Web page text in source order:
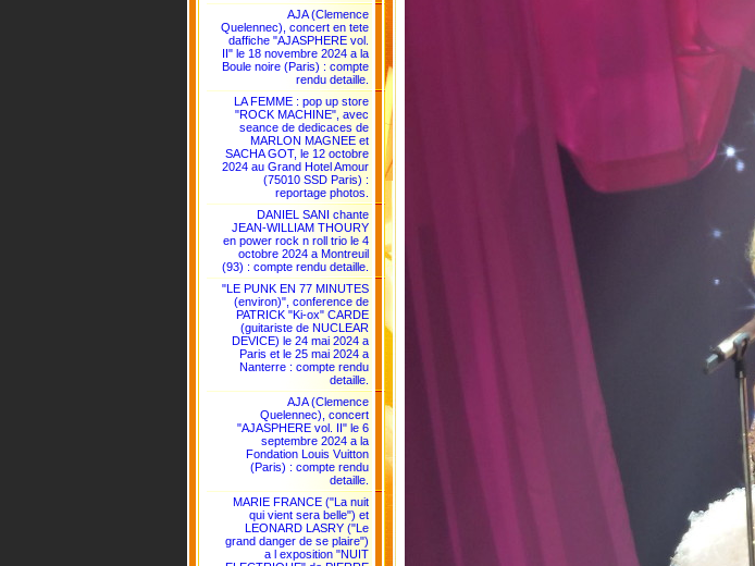
AJA (Clemence
Quelennec), concert en tete
daffiche "AJASPHERE vol.
II" le 18 novembre 2024 a la
Boule noire (Paris) : compte
rendu detaille.
LA FEMME : pop up store
"ROCK MACHINE", avec
seance de dedicaces de
MARLON MAGNEE et
SACHA GOT, le 12 octobre
2024 au Grand Hotel Amour
(75010 SSD Paris) :
reportage photos.
DANIEL SANI chante
JEAN-WILLIAM THOURY
en power rock n roll trio le 4
octobre 2024 a Montreuil
(93) : compte rendu detaille.
"LE PUNK EN 77 MINUTES
(environ)", conference de
PATRICK "Ki-ox" CARDE
(guitariste de NUCLEAR
DEVICE) le 24 mai 2024 a
Paris et le 25 mai 2024 a
Nanterre : compte rendu
detaille.
AJA (Clemence
Quelennec), concert
"AJASPHERE vol. II" le 6
septembre 2024 a la
Fondation Louis Vuitton
(Paris) : compte rendu
detaille.
MARIE FRANCE ("La nuit
qui vient sera belle") et
LEONARD LASRY ("Le
grand danger de se plaire")
a l exposition "NUIT